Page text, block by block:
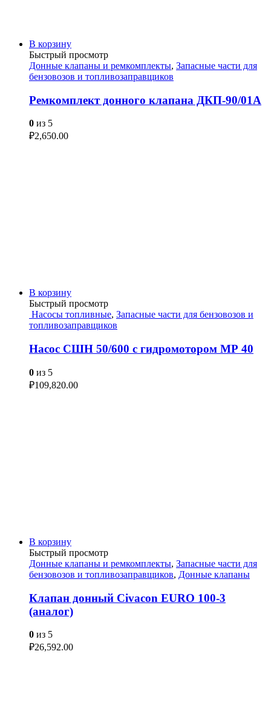
В корзину
Быстрый просмотр
Донные клапаны и ремкомплекты, Запасные части для
бензовозов и топливозаправщиков
Ремкомплект донного клапана ДКП-90/01А
0 из 5
₽2,650.00
В корзину
Быстрый просмотр
Насосы топливные, Запасные части для бензовозов и
топливозаправщиков
Насос СШН 50/600 с гидромотором МР 40
0 из 5
₽109,820.00
В корзину
Быстрый просмотр
Донные клапаны и ремкомплекты, Запасные части для
бензовозов и топливозаправщиков, Донные клапаны
Клапан донный Civacon EURO 100-3
(аналог)
0 из 5
₽26,592.00